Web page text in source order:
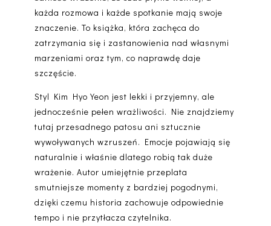
każda rozmowa i każde spotkanie mają swoje
znaczenie. To książka, która zachęca do
zatrzymania się i zastanowienia nad własnymi
marzeniami oraz tym, co naprawdę daje
szczęście.
Styl Kim Hyo Yeon jest lekki i przyjemny, ale
jednocześnie pełen wrażliwości. Nie znajdziemy
tutaj przesadnego patosu ani sztucznie
wywoływanych wzruszeń. Emocje pojawiają się
naturalnie i właśnie dlatego robią tak duże
wrażenie. Autor umiejętnie przeplata
smutniejsze momenty z bardziej pogodnymi,
dzięki czemu historia zachowuje odpowiednie
tempo i nie przytłacza czytelnika.